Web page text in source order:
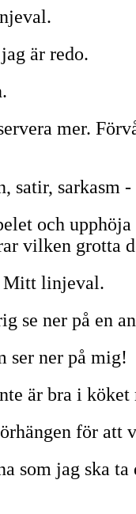
är redo.
mer.
satir, sarkasm
och
vilken grotta
Mitt linjeval.
se ner på en
ser ner på mig!
är bra i köket
för att
som jag ska